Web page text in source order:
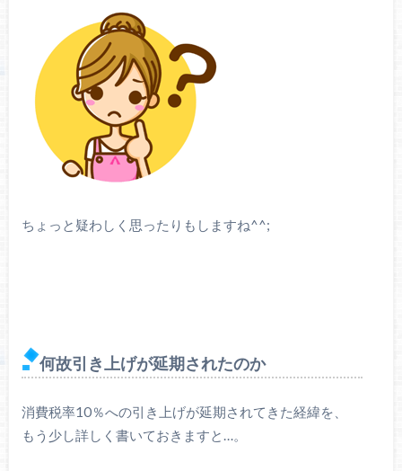
ちょっと疑わしく思ったりもしますね^^;
何故引き上げが延期されたのか
消費税率10％への引き上げが延期されてきた経緯を、
もう少し詳しく書いておきますと…。